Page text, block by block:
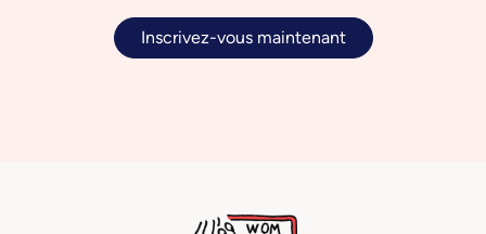
Inscrivez-vous maintenant